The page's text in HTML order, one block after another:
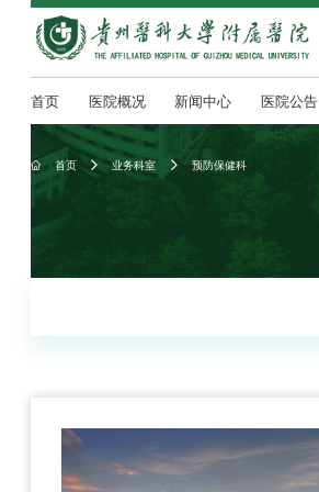
首页 医院概况 新闻中心 医院公告
 首页  业务科室  预防保健科